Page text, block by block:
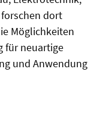
dort
Möglichkeiten
für neuartige
und Anwendung